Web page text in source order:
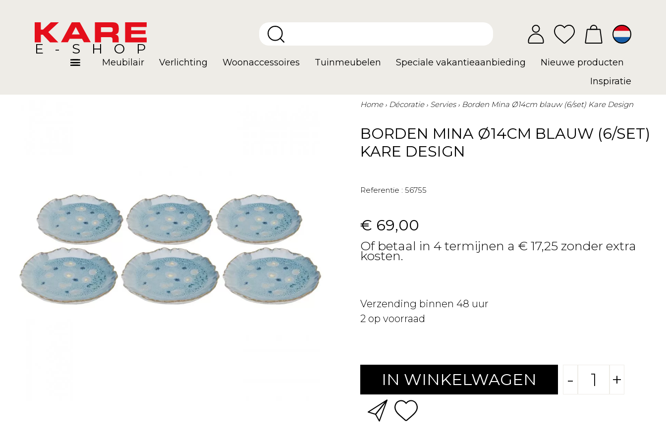
E-SHOP
Meubilair Verlichting Woonaccessoires Tuinmeubelen Speciale vakantieaanbieding
Nieuwe producten
Inspiratie
Home Décoratie Servies Borden Mina Ø14cm blauw (6/set) Kare Design
BORDEN MINA Ø14CM BLAUW (6/SET)
KARE DESIGN
Referentie : 56755
€ 69,00
Of betaal in 4 termijnen a € 17,25 zonder extra
kosten.
Verzending binnen 48 uur
2 op voorraad
IN WINKELWAGEN - +